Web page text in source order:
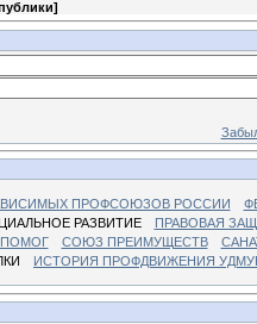
]
ПРОФСОЮЗОВ РОССИИ
РАЗВИТИЕ
ПРАВОВАЯ
СОЮЗ ПРЕИМУЩЕСТВ
ИСТОРИЯ ПРОФДВИЖЕНИЯ